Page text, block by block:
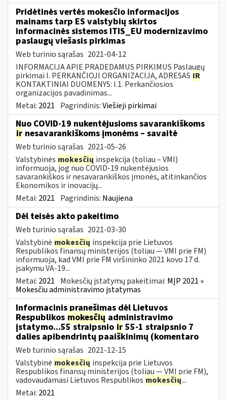
Pridėtinės vertės mokesčio informacijos
mainams tarp ES valstybių skirtos
informacinės sistemos ITIS_EU modernizavimo
paslaugų viešasis pirkimas
Web turinio sąrašas 2021-04-12
INFORMACIJA APIE PRADEDAMUS PIRKIMUS Paslaugų
pirkimai I. PERKANČIOJI ORGANIZACIJA, ADRESAS IR
KONTAKTINIAI DUOMENYS: I.1. Perkančiosios
organizacijos pavadinimas...
Metai: 2021 Pagrindinis:Viešieji pirkimai
Nuo COVID-19 nukentėjusioms savarankiškoms
ir nesavarankiškoms įmonėms – savaitė
Web turinio sąrašas 2021-05-26
Valstybinės mokesčių inspekcija (toliau – VMI)
informuoja, jog nuo COVID-19 nukentėjusios
savarankiškos ir nesavarankiškos įmonės, atitinkančios
Ekonomikos ir inovacijų...
Metai: 2021 Pagrindinis: Naujiena
Dėl teisės akto pakeitimo
Web turinio sąrašas 2021-03-30
Valstybinė mokesčių inspekcija prie Lietuvos
Respublikos finansų ministerijos (toliau ― VMI prie FM)
informuoja, kad VMI prie FM viršininko 2021 kovo 17 d.
įsakymu VA-19...
Metai: 2021 Mokesčių įstatymų pakeitimai: MĮP 2021 »
Mokesčiu administravimo įstatymas
Informacinis pranešimas dėl Lietuvos
Respublikos mokesčių administravimo
įstatymo...55 straipsnio ir 55-1 straipsnio 7
dalies apibendrintų paaiškinimų (komentaro
Web turinio sąrašas 2021-12-15
Valstybinė mokesčių inspekcija prie Lietuvos
Respublikos finansų ministerijos (toliau — VMI prie FM),
vadovaudamasi Lietuvos Respublikos mokesčių...
Metai: 2021